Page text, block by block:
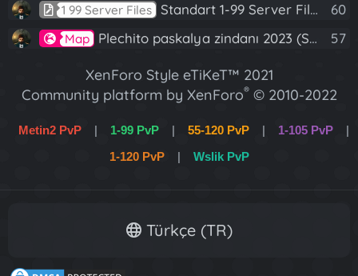
1 99 Server Files Standart 1-99 Server Files 60
Map Plechito paskalya zindanı 2023 (Spring Sanctuary dungeon) 57
XenForo Style eTiKeT™ 2021
Community platform by XenForo® © 2010-2022
[XGT] Forum statistics system- XenGenTr
Metin2 PvP | 1-99 PvP | 55-120 PvP | 1-105 PvP
|
1-120 PvP
| Wslik PvP
Türkçe (TR)